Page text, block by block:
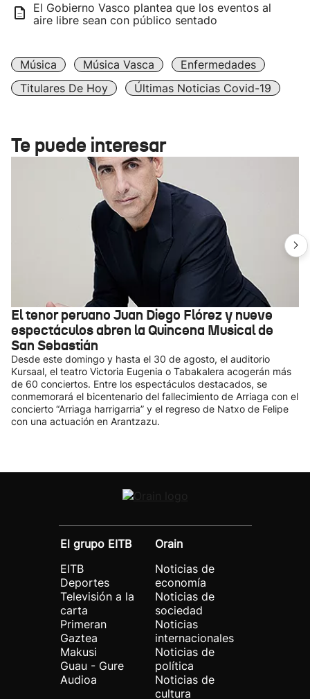
El Gobierno Vasco plantea que los eventos al
aire libre sean con público sentado
Música Música Vasca
Enfermedades
Titulares De Hoy
Últimas Noticias Covid-19
Te puede interesar
El tenor peruano Juan Diego Flórez y nueve
espectáculos abren la Quincena Musical de
San Sebastián
Desde este domingo y hasta el 30 de agosto, el auditorio
Kursaal, el teatro Victoria Eugenia o Tabakalera acogerán más
de 60 conciertos. Entre los espectáculos destacados, se
conmemorará el bicentenario del fallecimiento de Arriaga con el
concierto “Arriaga harrigarria” y el regreso de Natxo de Felipe
con una actuación en Arantzazu.
El grupo EITB
EITB
Deportes
Televisión a la
carta
Primeran
Gaztea
Makusi
Guau - Gure
Audioa
Orain
Noticias de
economía
Noticias de
sociedad
Noticias
internacionales
Noticias de
política
Noticias de
cultura